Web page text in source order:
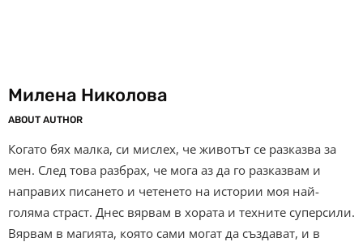
Милена Николова
ABOUT AUTHOR
Когато бях малка, си мислех, че животът се разказва за
мен. След това разбрах, че мога аз да го разказвам и
направих писането и четенето на истории моя най-
голяма страст. Днес вярвам в хората и техните суперсили.
Вярвам в магията, която сами могат да създават, и в